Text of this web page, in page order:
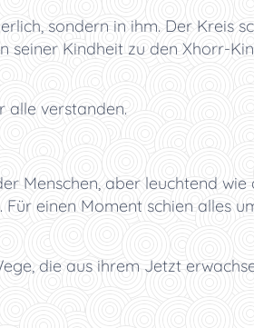
sondern in ihm. Der Kreis
seiner Kindheit zu den Xhorr-
alle verstanden.
Menschen, aber leuchtend wie
einen Moment schien alles
die aus ihrem Jetzt